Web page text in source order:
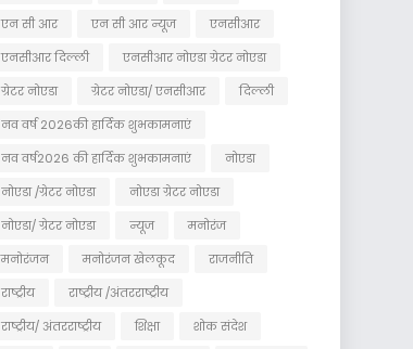
एन सी आर
एन सी आर न्यूज
एनसीआर
एनसीआर दिल्ली
एनसीआर नोएडा ग्रेटर नोएडा
ग्रेटर नोएडा
ग्रेटर नोएडा/ एनसीआर
दिल्ली
नव वर्ष 2026की हार्दिक शुभकामनाएं
नव वर्ष2026 की हार्दिक शुभकामनाएं
नोएडा
नोएडा /ग्रेटर नोएडा
नोएडा ग्रेटर नोएडा
नोएडा/ ग्रेटर नोएडा
न्यूज
मनोरंज
मनोरंजन
मनोरंजन खेलकूद
राजनीति
राष्ट्रीय
राष्ट्रीय /अंतरराष्ट्रीय
राष्ट्रीय/ अंतरराष्ट्रीय
शिक्षा शोक संदेश